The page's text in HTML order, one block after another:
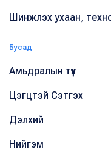
Шинжлэх ухаан,
Бусад
Амьдралын түүх
Цэгцтэй Сэтгэх
Дэлхий
Нийгэм